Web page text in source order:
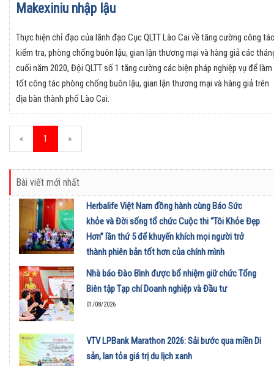
Makexiniu nhập lậu
Thực hiện chỉ đạo của lãnh đạo Cục QLTT Lào Cai về tăng cường công tác
kiểm tra, phòng chống buôn lậu, gian lận thương mại và hàng giả các
cuối năm 2020, Đội QLTT số 1 tăng cường các biện pháp nghiệp vụ để làm
tốt công tác phòng chống buôn lậu, gian lận thương mại và hàng giả trên
địa bàn thành phố Lào Cai.
« 1 »
Bài viết mới nhất
Herbalife Việt Nam đồng hành cùng Báo Sức
khỏe và Đời sống tổ chức Cuộc thi “Tôi Khỏe Đẹp
Hơn” lần thứ 5 để khuyến khích mọi người trở
thành phiên bản tốt hơn của chính mình
01/08/2026
Nhà báo Đào Bình được bổ nhiệm giữ chức Tổng
Biên tập Tạp chí Doanh nghiệp và Đầu tư
01/08/2026
VTV LPBank Marathon 2026: Sải bước qua miền Di
sản, lan tỏa giá trị du lịch xanh